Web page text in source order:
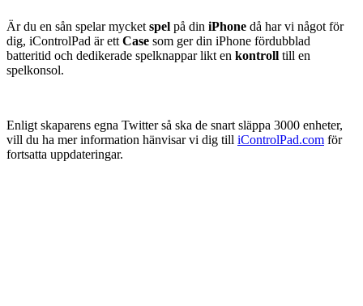
Är du en sån spelar mycket spel på din iPhone då har vi något för
dig, iControlPad är ett Case som ger din iPhone fördubblad
batteritid och dedikerade spelknappar likt en kontroll till en
spelkonsol.
Enligt skaparens egna Twitter så ska de snart släppa 3000 enheter,
vill du ha mer information hänvisar vi dig till iControlPad.com för
fortsatta uppdateringar.